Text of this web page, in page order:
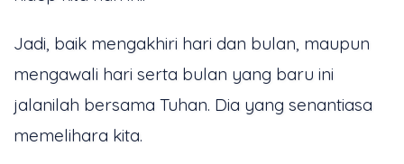
Jadi, baik mengakhiri hari dan bulan, maupun
mengawali hari serta bulan yang baru ini
jalanilah bersama Tuhan. Dia yang senantiasa
memelihara kita.